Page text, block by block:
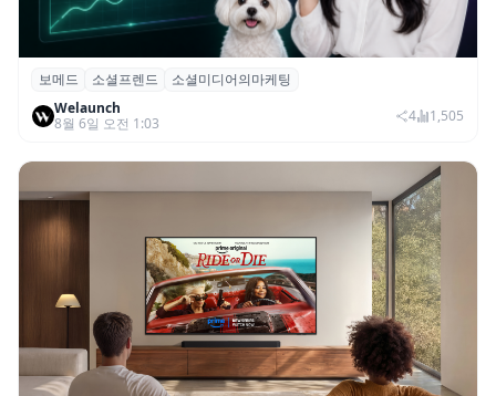
보메드 ‘소셜프렌드’, 유튜브·인스타 등 6개
SNS 마케팅 통합 지원
보메드 소셜프렌드
소셜미디어의마케팅
Welaunch
8월 6일 오전 1:03
4 1,505